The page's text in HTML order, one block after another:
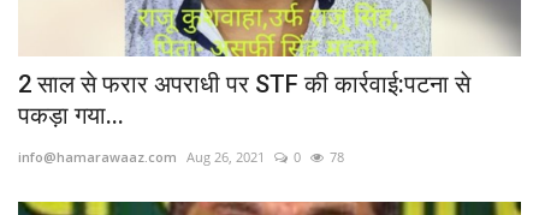
2 साल से फरार अपराधी पर STF की कार्रवाई:पटना से
पकड़ा गया...
info@hamarawaaz.com Aug 26, 2021 0 78